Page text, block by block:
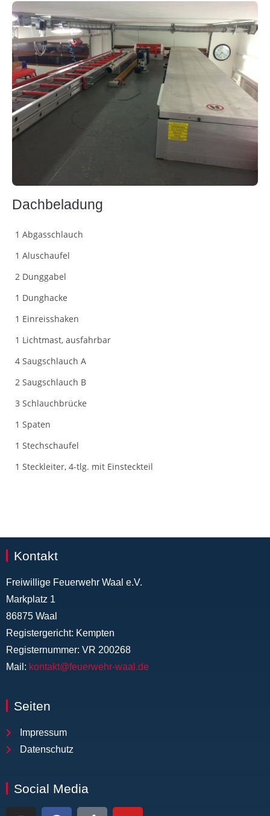
Dachbeladung
1 Abgasschlauch
1 Aluschaufel
2 Dunggabel
1 Dunghacke
1 Einreisshaken
1 Lichtmast, ausfahrbar
4 Saugschlauch A
2 Saugschlauch B
3 Schlauchbrücke
1 Spaten
1 Stechschaufel
1 Steckleiter, 4-tlg. mit Einsteckteil
Kontakt
Freiwillige Feuerwehr Waal e.V.
Markplatz 1
86875 Waal
Registergericht: Kempten
Registernummer: VR 200268
Mail: kontakt@feuerwehr-waal.de
Seiten
Impressum
Datenschutz
Social Media